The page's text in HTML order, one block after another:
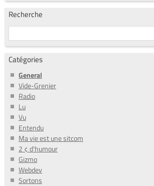
Recherche
Catégories
General
Vide-Grenier
Radio
Lu
Vu
Entendu
Ma vie est une sitcom
2 ¢ d'humour
Gizmo
Webdev
Sortons